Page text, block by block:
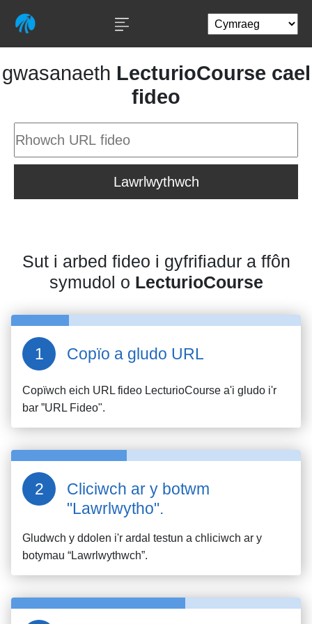
gwasanaeth LecturioCourse cael
fideo
Lawrlwythwch
Sut i arbed fideo i gyfrifiadur a ffôn
symudol o LecturioCourse
Copïo a gludo URL
Copïwch eich URL fideo LecturioCourse a'i gludo i'r
bar ”URL Fideo".
Cliciwch ar y botwm
"Lawrlwytho".
Gludwch y ddolen i'r ardal testun a chliciwch ar y
botymau “Lawrlwythwch”.